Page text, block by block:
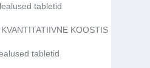
tabletid
KOOSTIS
tabletid